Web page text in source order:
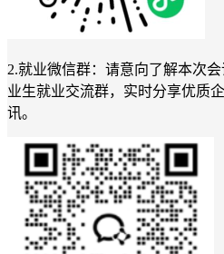
2.就业微信群： 请意向了解本次
业生就业交流群，实时分享优质
讯。